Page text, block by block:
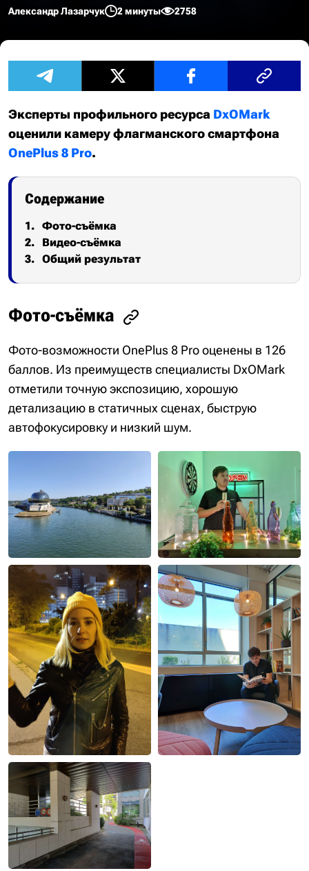
Александр Лазарчук 2 минуты 2758
Эксперты профильного ресурса DxOMark
оценили камеру флагманского смартфона
OnePlus 8 Pro.
Содержание
Фото-съёмка
Видео-съёмка
Общий результат
Фото-съёмка
Фото-возможности OnePlus 8 Pro оценены в 126
баллов. Из преимуществ специалисты DxOMark
отметили точную экспозицию, хорошую
детализацию в статичных сценах, быструю
автофокусировку и низкий шум.